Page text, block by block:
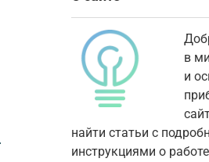
в
и
найти статьи с
инструкциями о